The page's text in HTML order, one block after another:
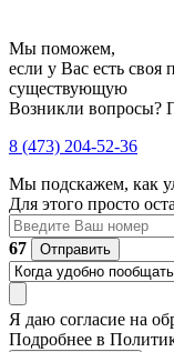
Мы поможем,
если у Вас есть
существующую
Возникли вопросы?
8 (473) 204-52-36
Мы подскажем, как
Для этого просто
67
Отправить
Я даю согласие на
Подробнее в